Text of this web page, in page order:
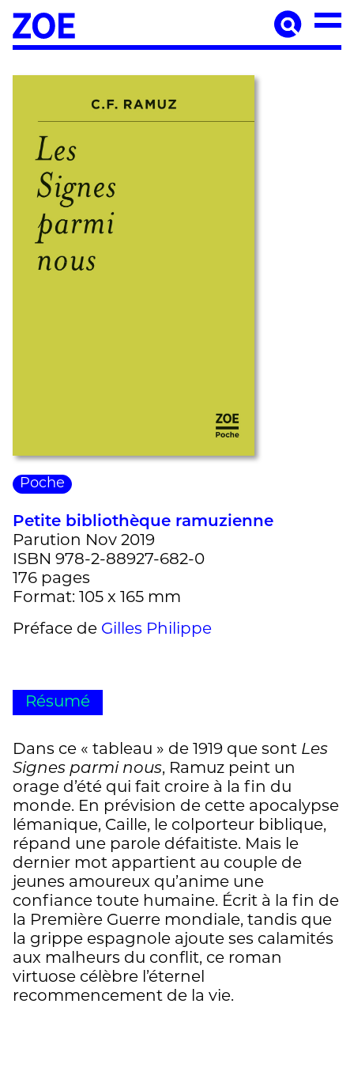
Accueil
À paraître
Catalogue
Auteur·ices
Agenda
Les éditions Zoé
Diffusion
Médiation culturelle
Manuscrits
Foreign rights
Poche
Petite bibliothèque ramuzienne
Parution Nov 2019
ISBN 978-2-88927-682-0
176 pages
Format: 105 x 165 mm
Préface de Gilles Philippe
Résumé
Dans ce « tableau » de 1919 que sont Les
Signes parmi nous, Ramuz peint un
orage d’été qui fait croire à la fin du
monde. En prévision de cette apocalypse
lémanique, Caille, le colporteur biblique,
répand une parole défaitiste. Mais le
dernier mot appartient au couple de
jeunes amoureux qu’anime une
confiance toute humaine. Écrit à la fin de
la Première Guerre mondiale, tandis que
la grippe espagnole ajoute ses calamités
aux malheurs du conflit, ce roman
virtuose célèbre l’éternel
recommencement de la vie.